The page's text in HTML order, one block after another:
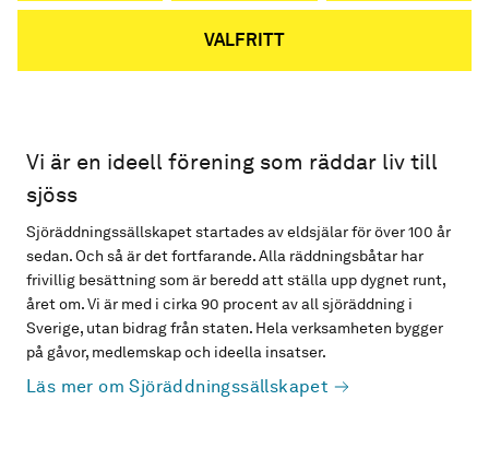
VALFRITT
Vi är en ideell förening som räddar liv till
sjöss
Sjöräddningssällskapet startades av eldsjälar för över 100 år
sedan. Och så är det fortfarande. Alla räddningsbåtar har
frivillig besättning som är beredd att ställa upp dygnet runt,
året om. Vi är med i cirka 90 procent av all sjöräddning i
Sverige, utan bidrag från staten. Hela verksamheten bygger
på gåvor, medlemskap och ideella insatser.
Läs mer om Sjöräddningssällskapet